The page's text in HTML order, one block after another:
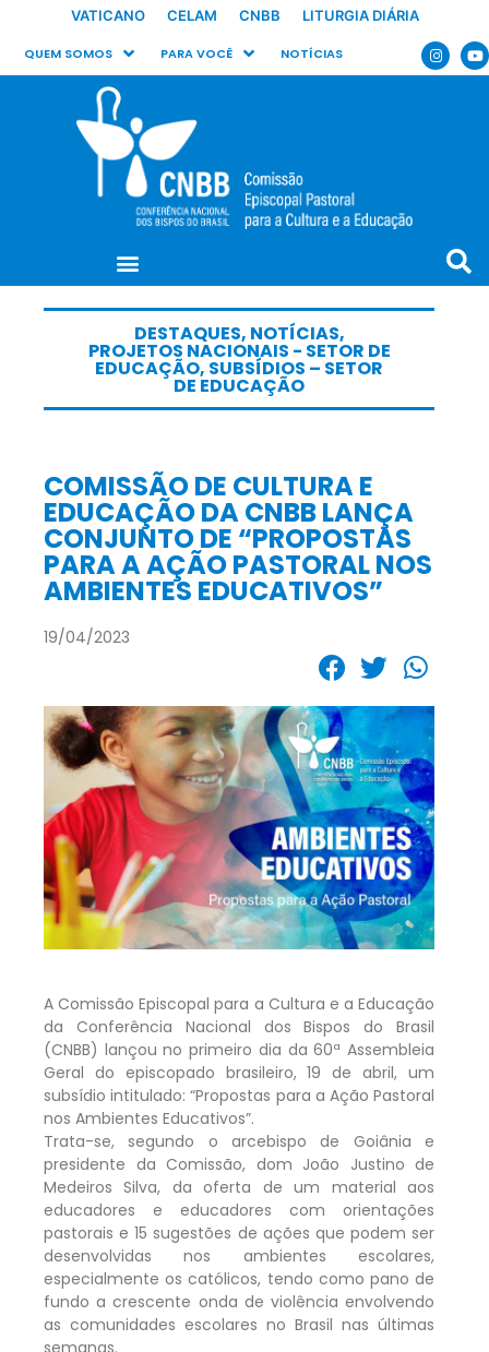
VATICANO CELAM CNBB LITURGIA DIÁRIA
QUEM SOMOS PARA VOCÊ NOTÍCIAS
DESTAQUES, NOTÍCIAS,
PROJETOS NACIONAIS - SETOR DE
EDUCAÇÃO, SUBSÍDIOS – SETOR
DE EDUCAÇÃO
COMISSÃO DE CULTURA E
EDUCAÇÃO DA CNBB LANÇA
CONJUNTO DE “PROPOSTAS
PARA A AÇÃO PASTORAL NOS
AMBIENTES EDUCATIVOS”
19/04/2023
A Comissão Episcopal para a Cultura e a Educação
da Conferência Nacional dos Bispos do Brasil
(CNBB) lançou no primeiro dia da 60ª Assembleia
Geral do episcopado brasileiro, 19 de abril, um
subsídio intitulado: “Propostas para a Ação Pastoral
nos Ambientes Educativos”.
Trata-se, segundo o arcebispo de Goiânia e
presidente da Comissão, dom João Justino de
Medeiros Silva, da oferta de um material aos
educadores e educadores com orientações
pastorais e 15 sugestões de ações que podem ser
desenvolvidas nos ambientes escolares,
especialmente os católicos, tendo como pano de
fundo a crescente onda de violência envolvendo
as comunidades escolares no Brasil nas últimas